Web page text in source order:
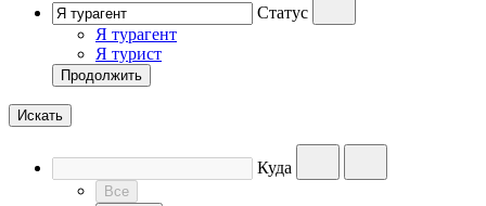
Статус
Я турагент
Я турист
Продолжить
Искать
Куда
Все